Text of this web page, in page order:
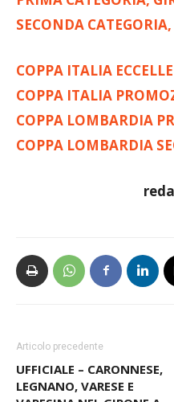
SECONDA
COPPA ITALIA
COPPA ITALIA
COPPA LOMBARDIA
COPPA LOMBARDIA
Articolo precedente
UFFICIALE – CARONNESE,
LEGNANO, VARESE E